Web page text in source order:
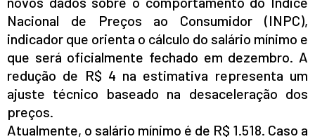
Nacional de Preços ao Consumidor (INPC),
indicador que orienta o cálculo do salário mínimo e
que será oficialmente fechado em dezembro. A
redução de R$ 4 na estimativa representa um
ajuste técnico baseado na desaceleração dos
preços.
Atualmente, o salário mínimo é de R$ 1.518. Caso a